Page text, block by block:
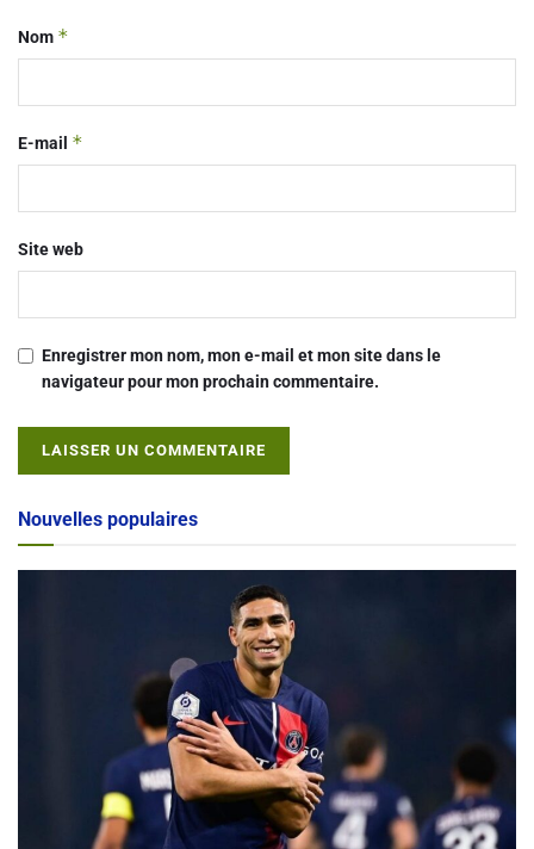
Nom *
E-mail *
Site web
Enregistrer mon nom, mon e-mail et mon site dans le
navigateur pour mon prochain commentaire.
Alternative:
Nouvelles populaires